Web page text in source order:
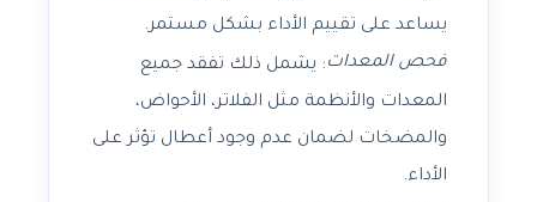
يساعد على تقييم الأداء بشكل مستمر.
فحص المعدات: يشمل ذلك تفقد جميع
المعدات والأنظمة مثل الفلاتر، الأحواض،
والمضخات لضمان عدم وجود أعطال تؤثر على
الأداء.